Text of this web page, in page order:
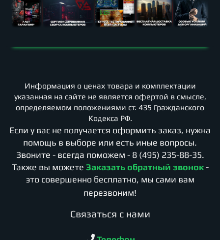
Информация о ценах товара и комплектации
указанная на сайте не является офертой в смысле,
определяемом положениями ст. 435 Гражданского
Кодекса РФ.
Если у вас не получается оформить заказ, нужна
помощь в выборе или есть иные вопросы.
Звоните - всегда поможем - 8 (495) 235-88-35.
Также вы можете Заказать обратный звонок -
это совершенно бесплатно, мы сами вам
перезвоним!
Cвязаться с нами